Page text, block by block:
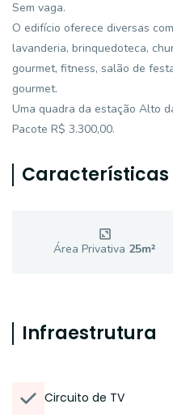
Sem vaga.
O edifício oferece diversas
lavanderia, brinquedoteca,
gourmet, fitness, salão de
gourmet.
Uma quadra da estação Alto
Pacote R$ 3.300,00.
Características
Área Privativa 25m²
Infraestrutura
Circuito de TV